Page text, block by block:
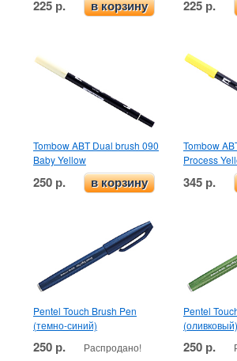
225 р. в корзину 225 р.
Tombow ABT Dual brush 090
Baby Yellow
250 р. в корзину
Tombow
Process
345 р.
Pentel Touch Brush Pen
(темно-синий)
250 р. Распродано!
Pentel
(оливковый)
250 р.